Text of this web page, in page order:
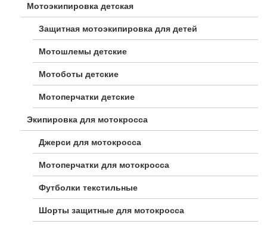
Мотоэкипировка детская
Защитная мотоэкипировка для детей
Мотошлемы детские
Мотоботы детские
Мотоперчатки детские
Экипировка для мотокросса
Джерси для мотокросса
Мотоперчатки для мотокросса
Футболки текстильные
Шорты защитные для мотокросса